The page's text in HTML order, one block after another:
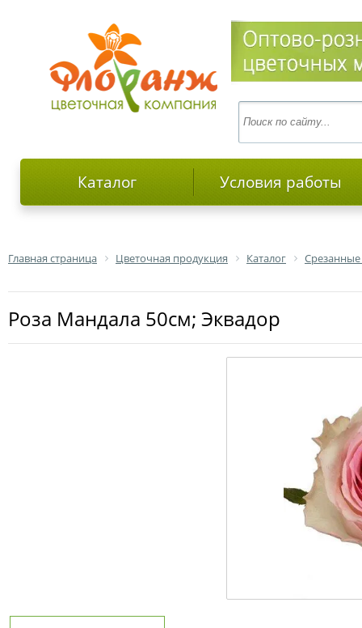
Каталог Условия работы
Главная страница Цветочная продукция Каталог
роза Мандала 50см; Эквадор